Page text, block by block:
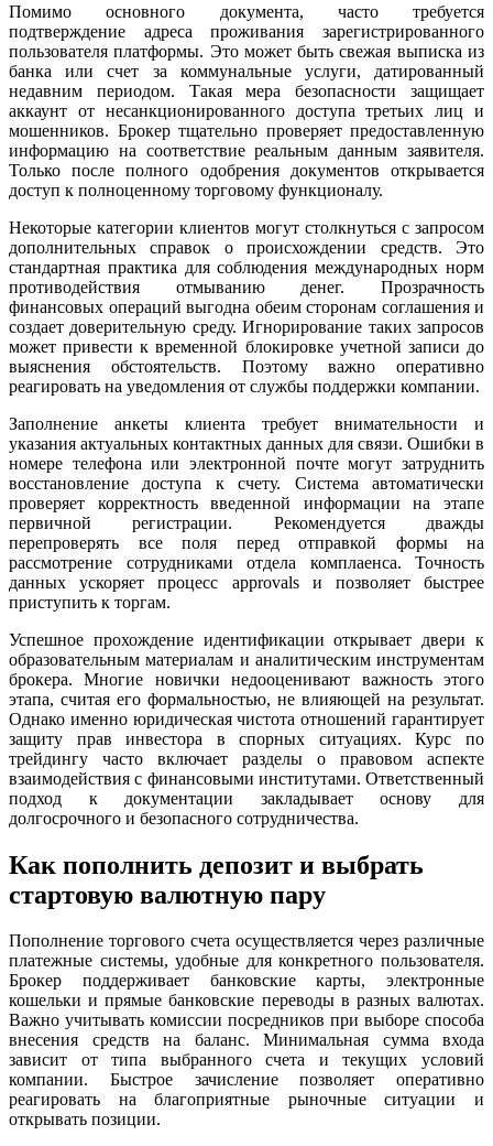
Помимо основного документа, часто требуется
подтверждение адреса проживания зарегистрированного
пользователя платформы. Это может быть свежая выписка из
банка или счет за коммунальные услуги, датированный
недавним периодом. Такая мера безопасности защищает
аккаунт от несанкционированного доступа третьих лиц и
мошенников. Брокер тщательно проверяет предоставленную
информацию на соответствие реальным данным заявителя.
Только после полного одобрения документов открывается
доступ к полноценному торговому функционалу.
Некоторые категории клиентов могут столкнуться с запросом
дополнительных справок о происхождении средств. Это
стандартная практика для соблюдения международных норм
противодействия отмыванию денег. Прозрачность
финансовых операций выгодна обеим сторонам соглашения и
создает доверительную среду. Игнорирование таких запросов
может привести к временной блокировке учетной записи до
выяснения обстоятельств. Поэтому важно оперативно
реагировать на уведомления от службы поддержки компании.
Заполнение анкеты клиента требует внимательности и
указания актуальных контактных данных для связи. Ошибки в
номере телефона или электронной почте могут затруднить
восстановление доступа к счету. Система автоматически
проверяет корректность введенной информации на этапе
первичной регистрации. Рекомендуется дважды
перепроверять все поля перед отправкой формы на
рассмотрение сотрудниками отдела комплаенса. Точность
данных ускоряет процесс approvals и позволяет быстрее
приступить к торгам.
Успешное прохождение идентификации открывает двери к
образовательным материалам и аналитическим инструментам
брокера. Многие новички недооценивают важность этого
этапа, считая его формальностью, не влияющей на результат.
Однако именно юридическая чистота отношений гарантирует
защиту прав инвестора в спорных ситуациях. Курс по
трейдингу часто включает разделы о правовом аспекте
взаимодействия с финансовыми институтами. Ответственный
подход к документации закладывает основу для
долгосрочного и безопасного сотрудничества.
Как пополнить депозит и выбрать
стартовую валютную пару
Пополнение торгового счета осуществляется через различные
платежные системы, удобные для конкретного пользователя.
Брокер поддерживает банковские карты, электронные
кошельки и прямые банковские переводы в разных валютах.
Важно учитывать комиссии посредников при выборе способа
внесения средств на баланс. Минимальная сумма входа
зависит от типа выбранного счета и текущих условий
компании. Быстрое зачисление позволяет оперативно
реагировать на благоприятные рыночные ситуации и
открывать позиции.